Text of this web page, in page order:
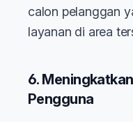
calon pelanggan
layanan di area
6.
Pengguna